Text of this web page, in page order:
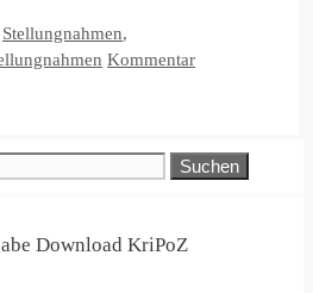
Stellungnahmen,
Kommentar
KriPoZ